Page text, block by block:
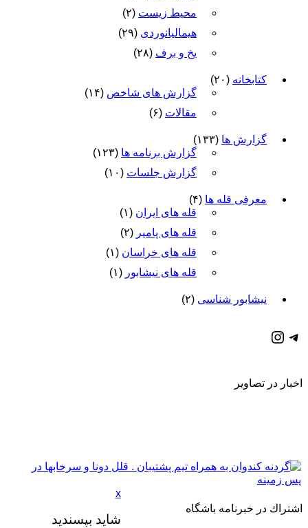
محیط زیست (۲)
هیمالیانوردی (۲۹)
یخ و برف (۲۸)
کتابخانه (۲۰)
گزارش های شاخص (۱۴)
مقالات (۶)
گزارش ها (۱۳۳)
گزارش برنامه ها (۱۲۳)
گزارش جلسات (۱۰)
معرفی قله ها (۴)
قله های ایران (۱)
قله های پامیر (۲)
قله های خراسان (۱)
قله های نیشابور (۱)
نیشابور شناسی (۲)
كانال تلگرام باشگاه
صفحه اينستاگرام باشگاه
اخبار در تصاویر
اشتراك در خبرنامه باشگاه
x
شاید بپسندید